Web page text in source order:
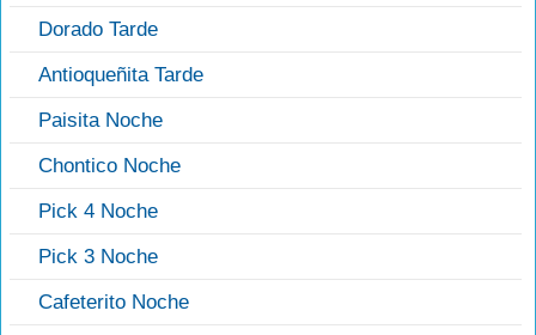
Dorado Tarde
Antioqueñita Tarde
Paisita Noche
Chontico Noche
Pick 4 Noche
Pick 3 Noche
Cafeterito Noche